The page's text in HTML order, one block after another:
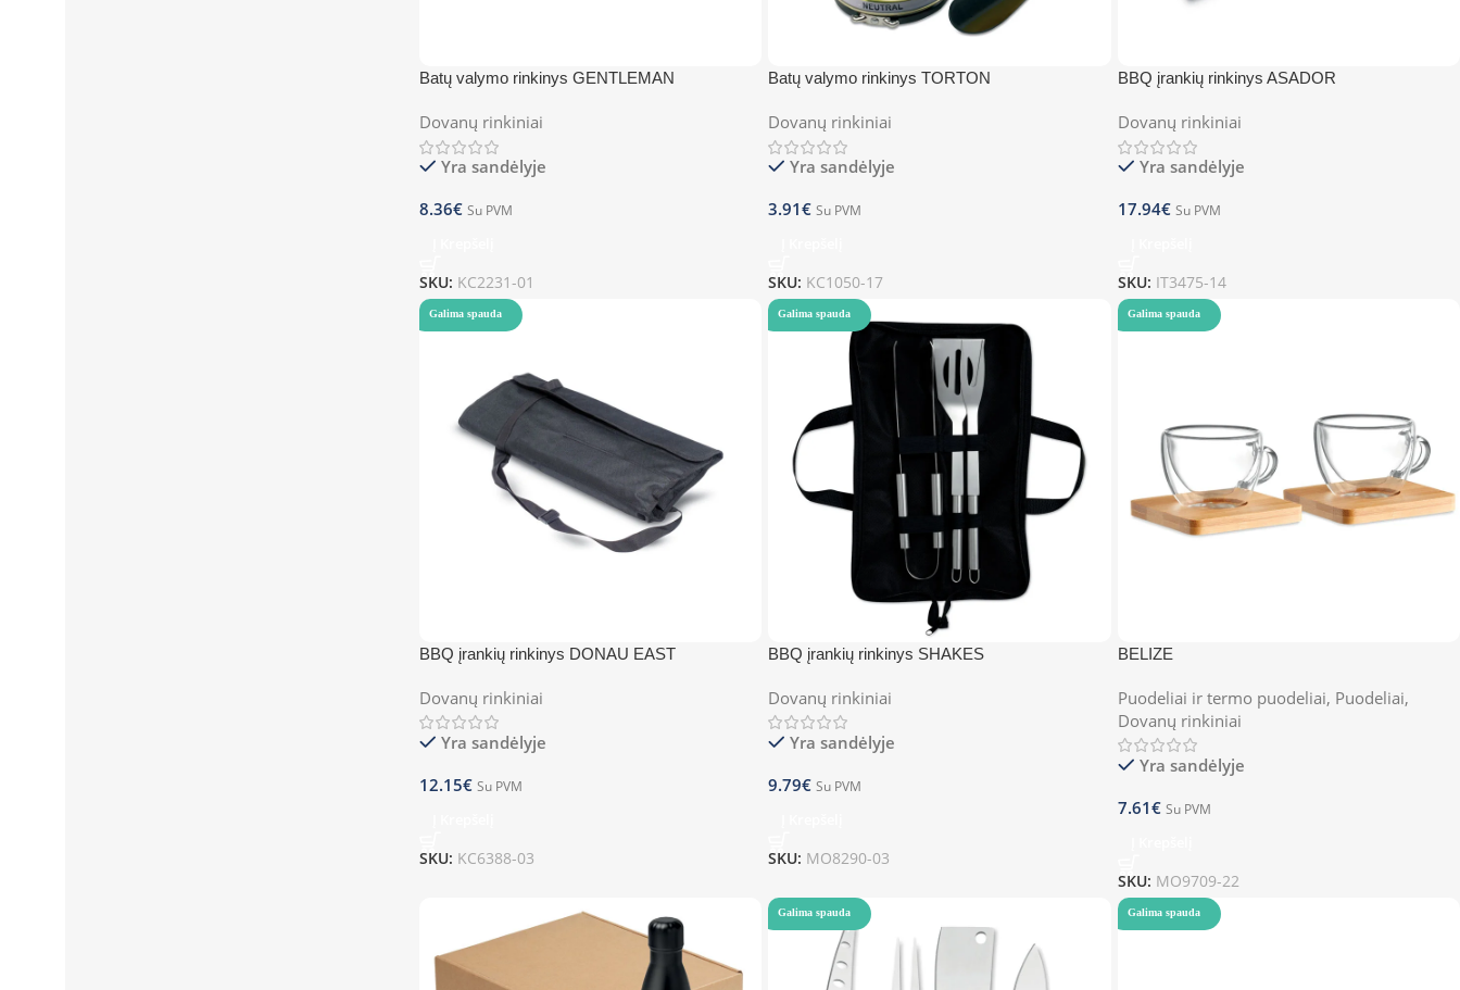
Batų valymo rinkinys GENTLEMAN
Dovanų rinkiniai
Yra sandėlyje
8.36€ Su PVM
SKU: KC2231-01
Batų valymo rinkinys TORTON
Dovanų rinkiniai
Yra sandėlyje
3.91€ Su PVM
SKU: KC1050-17
BBQ įrankių rinkinys ASADOR
Dovanų rinkiniai
Yra sandėlyje
17.94€ Su PVM
SKU: IT3475-14
Galima spauda
BBQ įrankių rinkinys DONAU EAST
Dovanų rinkiniai
Yra sandėlyje
12.15€ Su PVM
SKU: KC6388-03
Galima spauda
BBQ įrankių rinkinys SHAKES
Dovanų rinkiniai
Yra sandėlyje
9.79€ Su PVM
SKU: MO8290-03
Galima spauda
BELIZE
Puodeliai ir termo puodeliai, Puodeliai,
Dovanų rinkiniai
Yra sandėlyje
7.61€ Su PVM
SKU: MO9709-22
Galima spauda Galima spauda